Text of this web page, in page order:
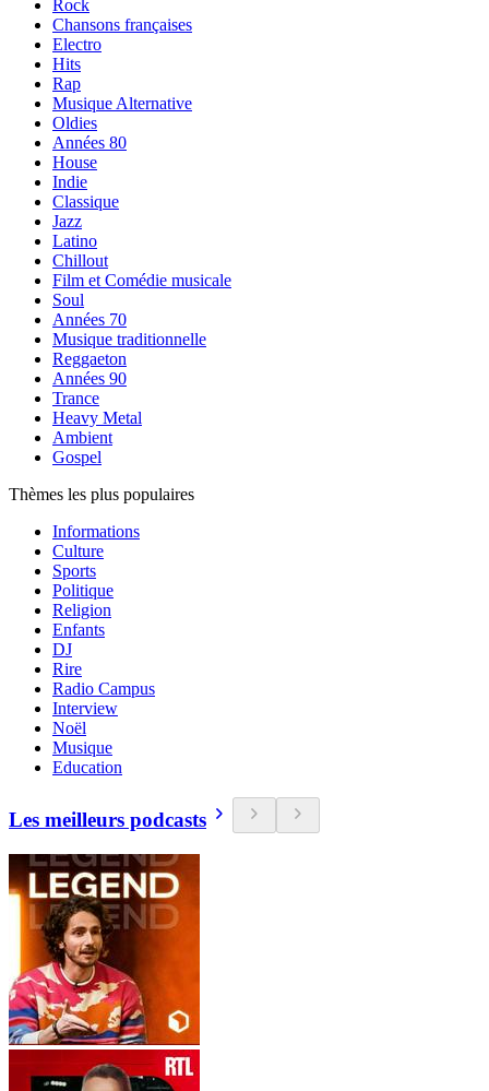
Rock
Chansons françaises
Electro
Hits
Rap
Musique Alternative
Oldies
Années 80
House
Indie
Classique
Jazz
Latino
Chillout
Film et Comédie musicale
Soul
Années 70
Musique traditionnelle
Reggaeton
Années 90
Trance
Heavy Metal
Ambient
Gospel
Thèmes les plus populaires
Informations
Culture
Sports
Politique
Religion
Enfants
DJ
Rire
Radio Campus
Interview
Noël
Musique
Education
Les meilleurs podcasts